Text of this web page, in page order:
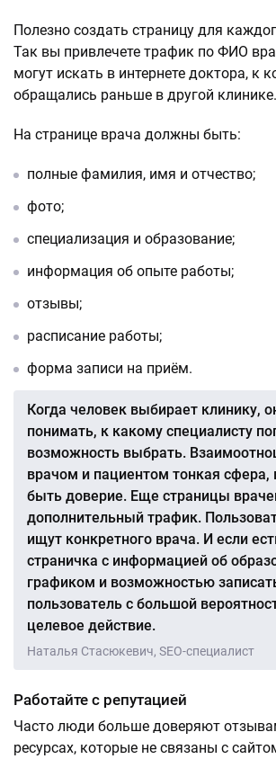
Полезно создать страницу для
Так вы привлечете трафик по ФИО
могут искать в интернете доктора, к
обращались раньше в другой клинике.
На странице врача должны быть:
полные фамилия, имя и отчество;
фото;
специализация и образование;
информация об опыте работы;
отзывы;
расписание работы;
форма записи на приём.
Когда человек выбирает клинику,
понимать, к какому специалисту
возможность выбрать.
врачом и пациентом тонкая сфера,
быть доверие. Еще страницы
дополнительный трафик.
ищут конкретного врача. И если
страничка с информацией об
графиком и возможностью
пользователь с большой
целевое действие.
Наталья Стасюкевич, SEO-специалист
Работайте с репутацией
Часто люди больше доверяют
ресурсах, которые не связаны с